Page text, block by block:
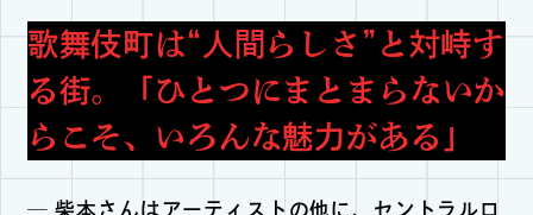
歌舞伎町は“人間らしさ”と対峙す
る街。「ひとつにまとまらないか
らこそ、いろんな魅力がある」
─ 柴本さんはアーティストの他に、セントラルロ